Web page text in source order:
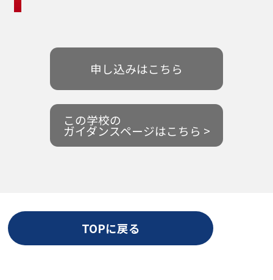
申し込みはこちら
この学校の
ガイダンスページはこちら >
TOPに戻る